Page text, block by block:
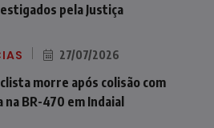
pela Justiça
27/07/2026
morre após colisão com
na BR-470 em Indaial